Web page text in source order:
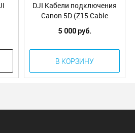
DJI Кабели подключения
Canon 5D (Z15 Cable
Package-5D) (Part30)
5 000 руб.
В КОРЗИНУ